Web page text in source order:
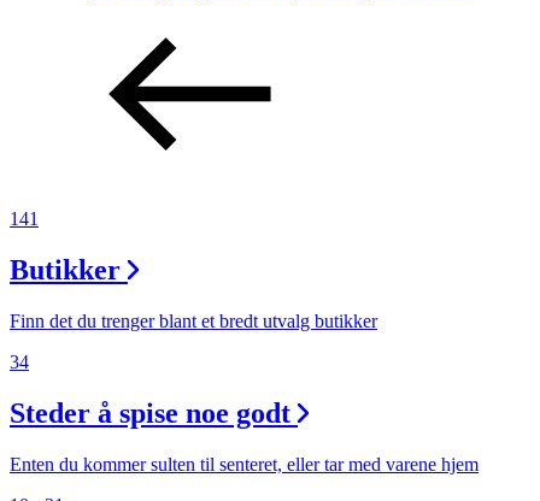
Gavekort
141
Butikker
Finn det du trenger blant et bredt utvalg butikker
34
Steder å spise noe godt
Enten du kommer sulten til senteret, eller tar med varene hjem